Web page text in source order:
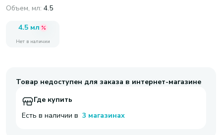
Объем, мл: 4.5
4.5 мл
Нет в наличии
Товар недоступен для заказа в интернет-магазине
Где купить
Есть в наличии в 3 магазинах